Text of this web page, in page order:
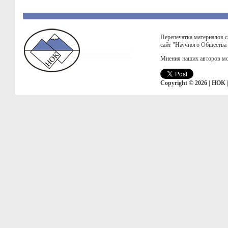
Перепечатка материалов
сайт "Научного
Мнения наших авторов
Copyright © 2026 | НОК